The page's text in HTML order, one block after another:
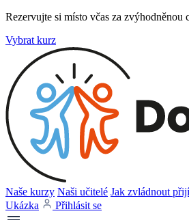
Rezervujte si místo včas za zvýhodněnou
Vybrat kurz
Naše kurzy Naši učitelé Jak zvládnout
Ukázka
Přihlásit se